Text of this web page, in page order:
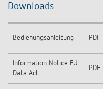
Downloads
Bedienungsanleitung PDF
Information Notice EU
Data Act
PDF